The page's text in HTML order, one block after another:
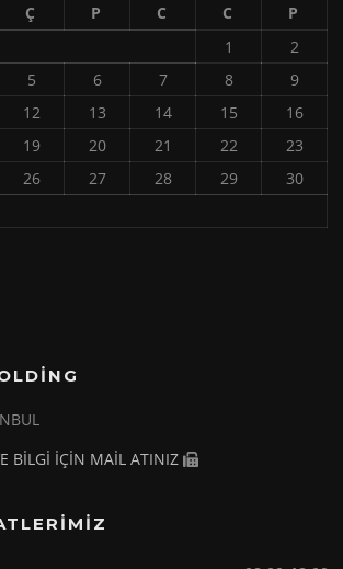
Ç P C C
P
1
2
5 6 7 8
9
12 13 14 15
16
19 20 21 22
23
26 27 28 29
30
BİLGİ İÇİN MAİL ATINIZ